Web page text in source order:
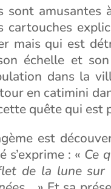
sont amusantes
cartouches
mais qui est
échelle et
dans la
en catimini
quête qui est
est
s’exprime : « Ce
de la lune sur